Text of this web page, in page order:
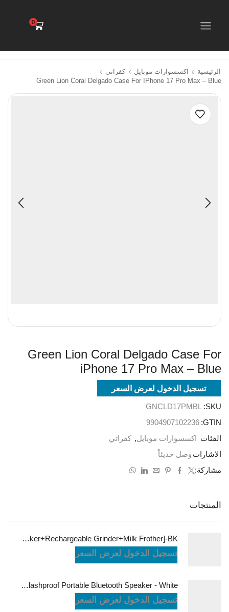
0
الرئيسية اكسسوارات موبايل
كفراتي
Green Lion Coral Delgado Case For IPhone 17 Pro Max – Blue
Green Lion Coral Delgado Case For
iPhone 17 Pro Max – Blue
تسجيل الدخول لعرض السعر
SKU:
GNCLD17PMBL
GTIN:
9904907102236
الفئات
اكسسوارات موبايل, كفراتي
الاشارات وصل حديثاً
مشاركة:
المنتجات
LePresso Brewology Coffee Kit [Espresso Maker+Rechargeable Grinder+Milk Frother]-BK
تسجيل الدخول لعرض السعر
JBL Charge6 Splashproof Portable Bluetooth Speaker - White
تسجيل الدخول لعرض السعر